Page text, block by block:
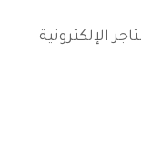
الإلكترونية